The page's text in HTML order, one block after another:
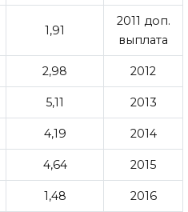
1,91
2011 доп.
выплата
2,98 2012
5,11 2013
4,19 2014
4,64 2015
1,48 2016